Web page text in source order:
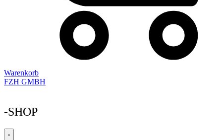
Warenkorb
FZH GMBH
-SHOP